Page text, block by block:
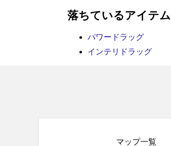
落ちているアイテム
パワードラッグ
インテリドラッグ
マップ一覧